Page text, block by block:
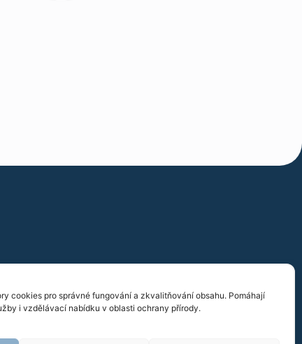
cookies pro správné fungování a zkvalitňování obsahu. Pomáhají
i vzdělávací nabídku v oblasti ochrany přírody.